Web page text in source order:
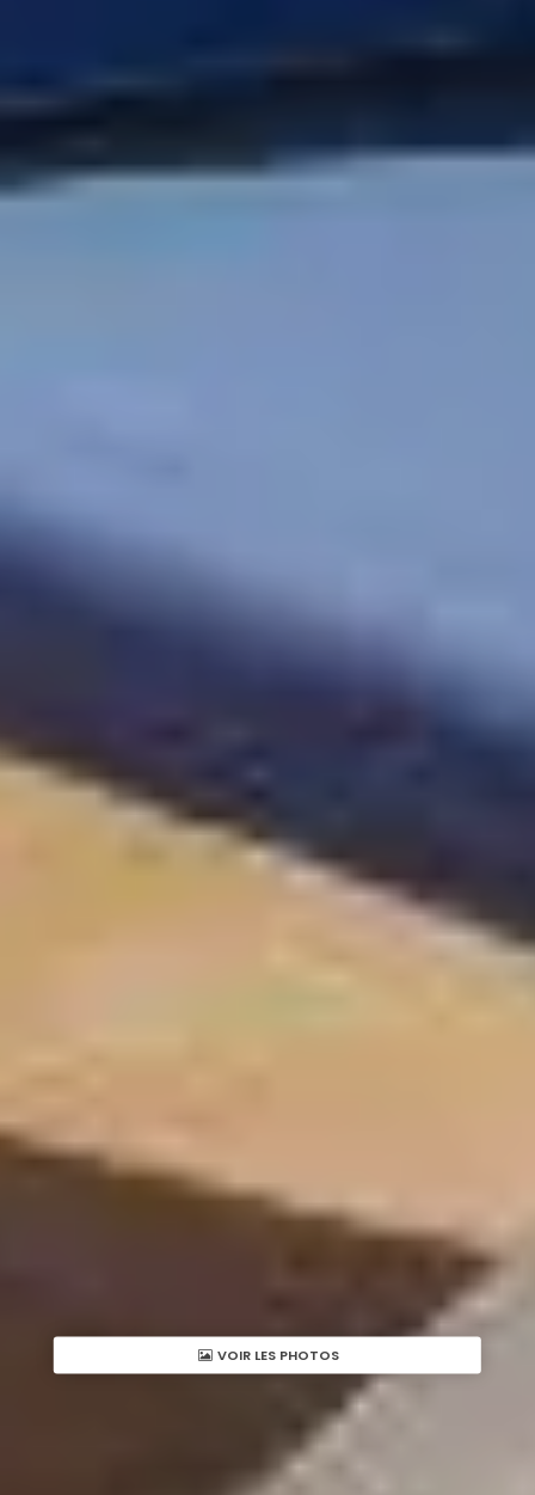
VOIR LES PHOTOS